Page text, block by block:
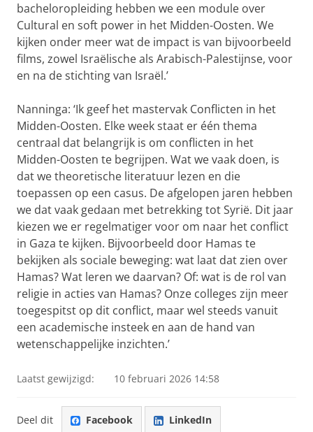
bacheloropleiding hebben we een module over
Cultural en soft power in het Midden-Oosten. We
kijken onder meer wat de impact is van bijvoorbeeld
films, zowel Israëlische als Arabisch-Palestijnse, voor
en na de stichting van Israël.’
Nanninga: ‘Ik geef het mastervak Conflicten in het
Midden-Oosten. Elke week staat er één thema
centraal dat belangrijk is om conflicten in het
Midden-Oosten te begrijpen. Wat we vaak doen, is
dat we theoretische literatuur lezen en die
toepassen op een casus. De afgelopen jaren hebben
we dat vaak gedaan met betrekking tot Syrië. Dit jaar
kiezen we er regelmatiger voor om naar het conflict
in Gaza te kijken. Bijvoorbeeld door Hamas te
bekijken als sociale beweging: wat laat dat zien over
Hamas? Wat leren we daarvan? Of: wat is de rol van
religie in acties van Hamas? Onze colleges zijn meer
toegespitst op dit conflict, maar wel steeds vanuit
een academische insteek en aan de hand van
wetenschappelijke inzichten.’
Laatst gewijzigd: 10 februari 2026 14:58
Deel dit Facebook LinkedIn